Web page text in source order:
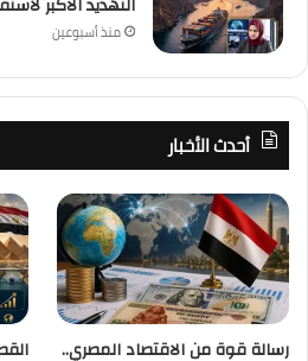
منذ أسبوعين
أحدث الأخبار
رسالة قوة من الاقتصاد المصري..